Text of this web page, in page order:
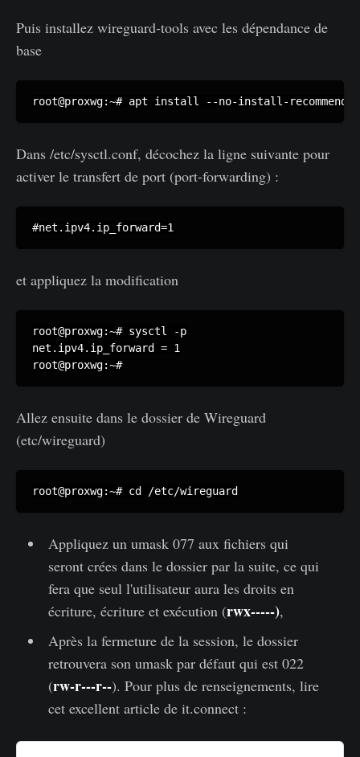
Puis installez wireguard-tools avec les dépendance de
base
root@proxwg:~# apt install --no-install-
Dans /etc/sysctl.conf, décochez la ligne suivante pour
activer le transfert de port (port-forwarding) :
#net.ipv4.ip_forward=1
et appliquez la modification
root@proxwg:~# sysctl -p
net.ipv4.ip_forward = 1
root@proxwg:~#
Allez ensuite dans le dossier de Wireguard
(etc/wireguard)
root@proxwg:~# cd /etc/wireguard
Appliquez un umask 077 aux fichiers qui
seront crées dans le dossier par la suite, ce qui
fera que seul l'utilisateur aura les droits en
écriture, écriture et exécution (rwx-----),
Après la fermeture de la session, le dossier
retrouvera son umask par défaut qui est 022
(rw-r---r--). Pour plus de renseignements, lire
cet excellent article de it.connect :